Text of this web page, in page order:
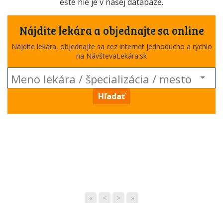
Nájdite lekára a objednajte sa online
Nájdite lekára, objednajte sa cez internet jednoducho a rýchlo
na NávštevaLekára.sk
Hľadať
« < > »